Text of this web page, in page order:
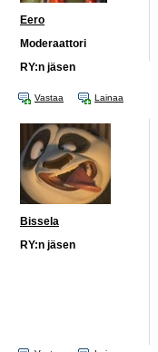
Eero
Moderaattori
RY:n jäsen
Vastaa Lainaa
Bissela
RY:n jäsen